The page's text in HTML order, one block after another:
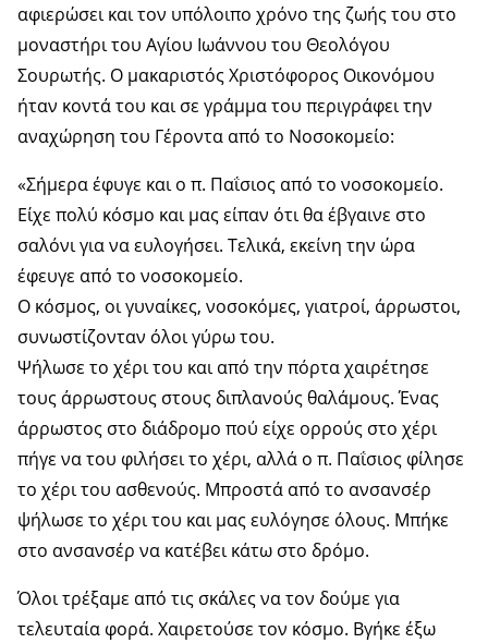
αφιερώσει και τον υπόλοιπο χρόνο της ζωής του στο
μοναστήρι του Αγίου Ιωάννου του Θεολόγου
Σουρωτής. Ο μακαριστός Χριστόφορος Οικονόμου
ήταν κοντά του και σε γράμμα του περιγράφει την
αναχώρηση του Γέροντα από το Νοσοκομείο:
«Σήμερα έφυγε και ο π. Παΐσιος από το νοσοκομείο.
Είχε πολύ κόσμο και μας είπαν ότι θα έβγαινε στο
σαλόνι για να ευλογήσει. Τελικά, εκείνη την ώρα
έφευγε από το νοσοκομείο.
Ο κόσμος, οι γυναίκες, νοσοκόμες, γιατροί, άρρωστοι,
συνωστίζονταν όλοι γύρω του.
Ψήλωσε το χέρι του και από την πόρτα χαιρέτησε
τους άρρωστους στους διπλανούς θαλάμους. Ένας
άρρωστος στο διάδρομο πού είχε ορρούς στο χέρι
πήγε να του φιλήσει το χέρι, αλλά ο π. Παΐσιος φίλησε
το χέρι του ασθενούς. Μπροστά από το ανσανσέρ
ψήλωσε το χέρι του και μας ευλόγησε όλους. Μπήκε
στο ανσανσέρ να κατέβει κάτω στο δρόμο.
Όλοι τρέξαμε από τις σκάλες να τον δούμε για
τελευταία φορά. Χαιρετούσε τον κόσμο. Βγήκε έξω